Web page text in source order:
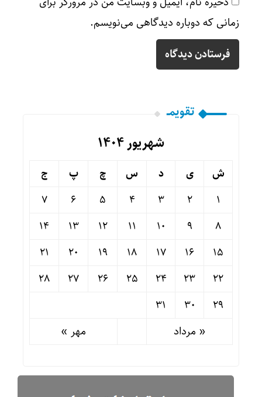
زمانی که دوباره دیدگاهی می‌نویسم.
تقویمــ
شهریور ۱۴۰۴
ش ی د س چ پ ج
« مرداد مهر »
1
2
3
4
5
6
7
8
9
10
11
12
13
14
15
16
17
18
19
20
21
22
23
24
25
26
27
28
29
30
31